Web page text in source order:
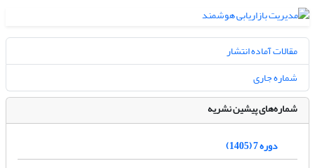
مقالات آماده انتشار
شماره جاری
شماره‌های پیشین نشریه
دوره 7 (1405)